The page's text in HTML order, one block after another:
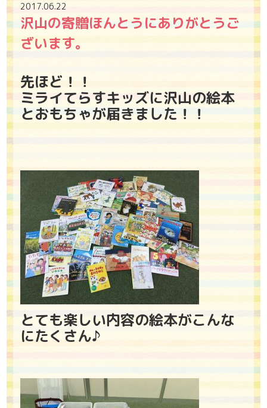
2017.06.22
沢山の寄贈ほんとうにありがとうご
ざいます。
先ほど！！
ミライてらすキッズに沢山の絵本
とおもちゃが届きました！！
とても楽しい内容の絵本がこんな
にたくさん♪